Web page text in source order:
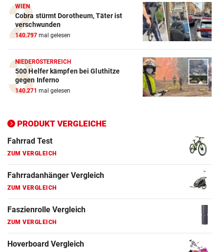
WIEN
Cobra stürmt Dorotheum, Täter ist
verschwunden
140.797 mal gelesen
NIEDERÖSTERREICH
500 Helfer kämpfen bei Gluthitze
gegen Inferno
140.271 mal gelesen
PRODUKT VERGLEICHE
Crosstrainer Vergleich
ZUM VERGLEICH
E-Bike Vergleich
ZUM VERGLEICH
Elektro-Scooter Vergleich
ZUM VERGLEICH
ZUM VERGLEICH
Fahrrad Test
ZUM VERGLEICH
Fahrradanhänger Vergleich
ZUM VERGLEICH
Faszienrolle Vergleich
ZUM VERGLEICH
Hoverboard Vergleich